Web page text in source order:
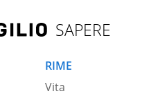
SAPERE
RIME
Vita